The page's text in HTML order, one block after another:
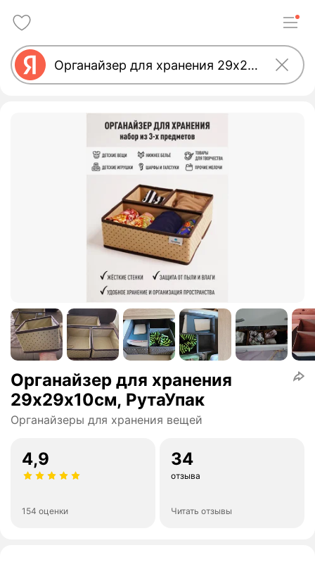
Органайзер для хранения
29х29х10см, РутаУпак
Органайзеры для хранения вещей
4,9
154 оценки
34
отзыва
Читать отзывы